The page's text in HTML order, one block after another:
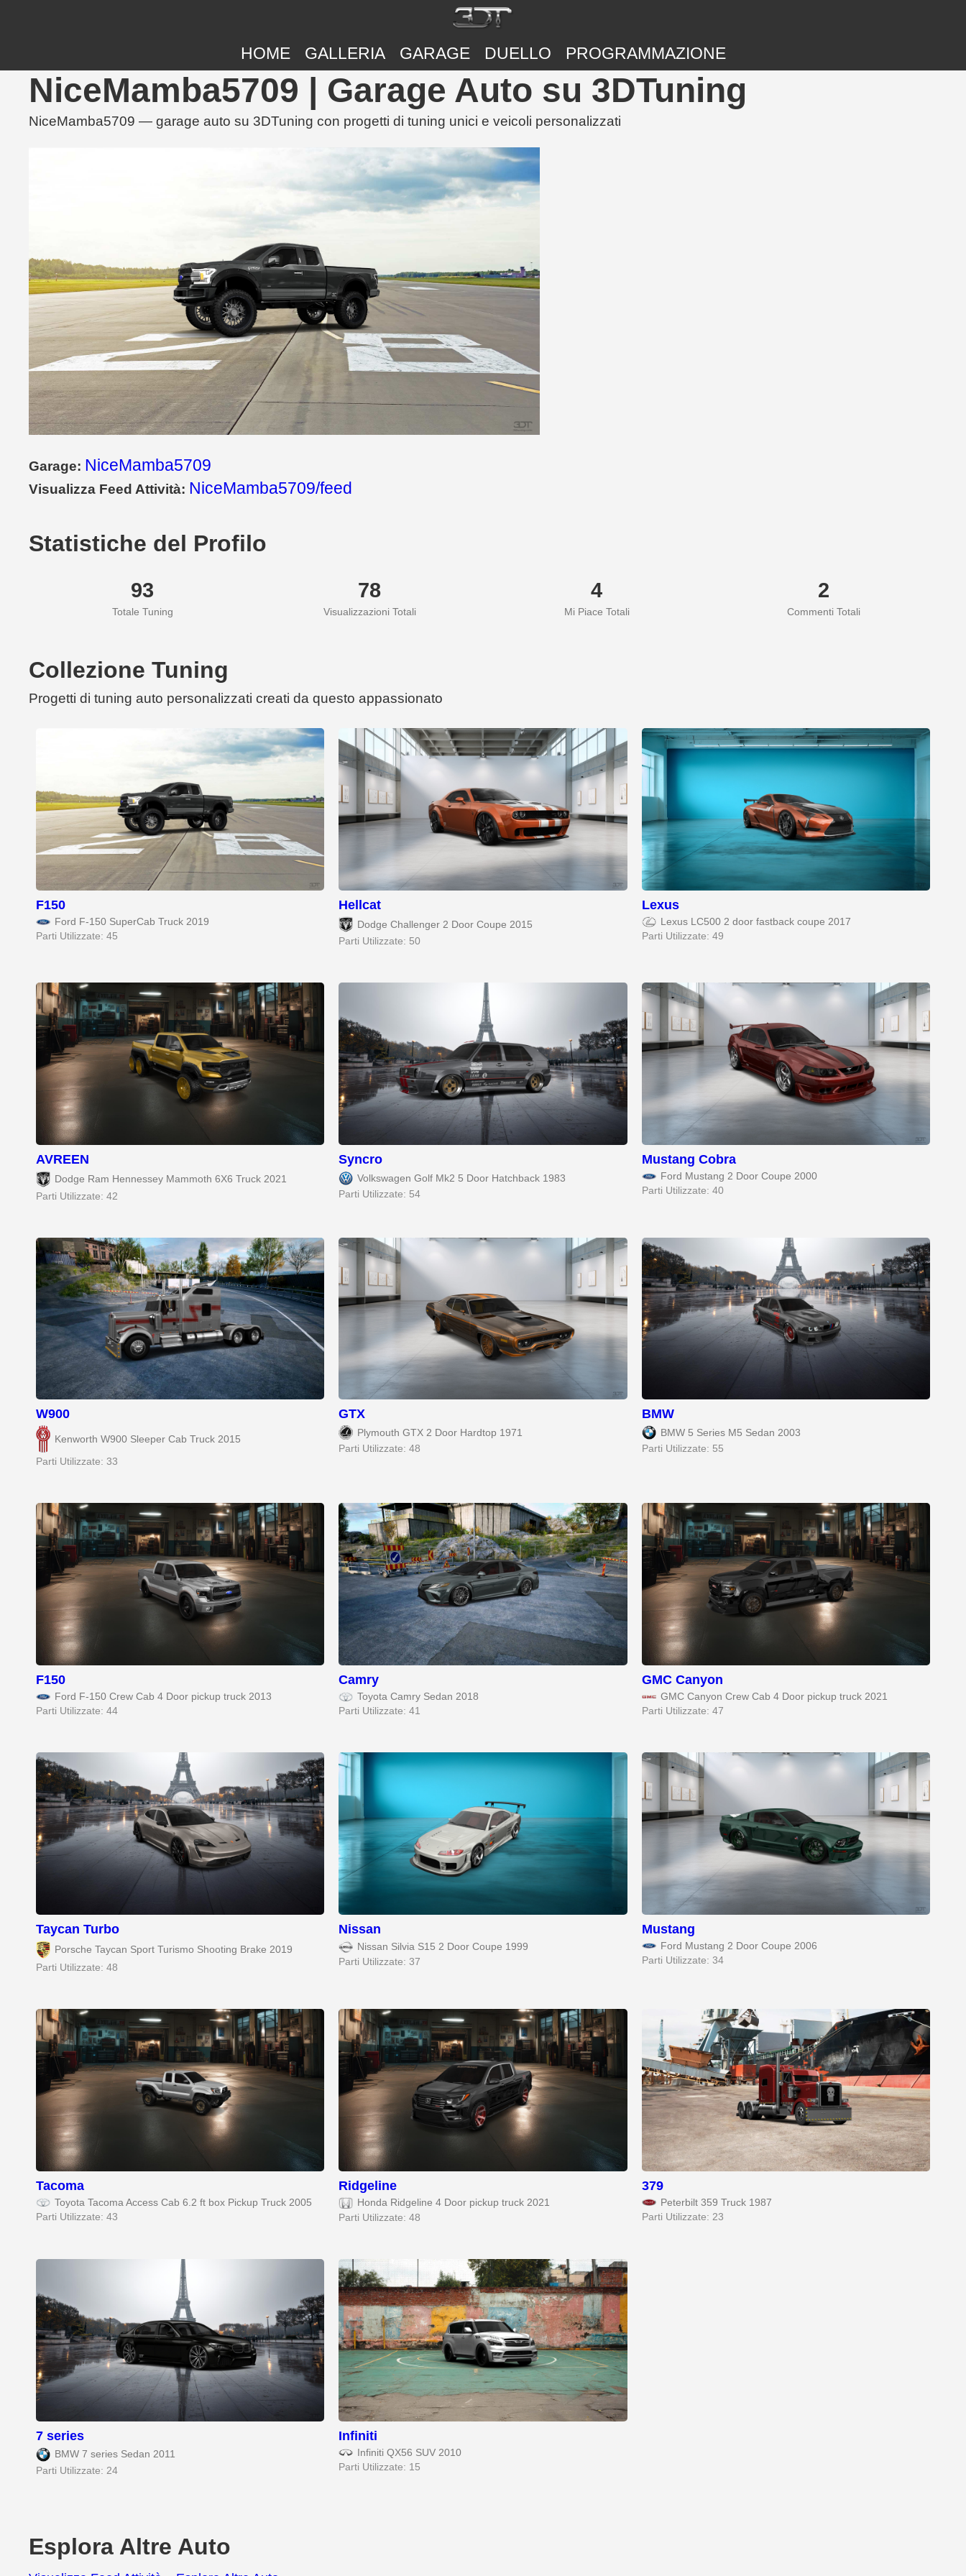
HOME GALLERIA GARAGE DUELLO PROGRAMMAZIONE
NiceMamba5709 | Garage Auto su 3DTuning
NiceMamba5709 — garage auto su 3DTuning con progetti di tuning unici e veicoli personalizzati
Garage: NiceMamba5709
Visualizza Feed Attività: NiceMamba5709/feed
Statistiche del Profilo
93
Totale Tuning
78
Visualizzazioni Totali
4
Mi Piace Totali
2
Commenti Totali
Collezione Tuning
Progetti di tuning auto personalizzati creati da questo appassionato
F150
Ford F-150 SuperCab Truck 2019
Parti Utilizzate: 45
Hellcat
Dodge Challenger 2 Door Coupe 2015
Parti Utilizzate: 50
Lexus
Lexus LC500 2 door fastback coupe 2017
Parti Utilizzate: 49
AVREEN
Dodge Ram Hennessey Mammoth 6X6 Truck 2021
Parti Utilizzate: 42
Syncro
Volkswagen Golf Mk2 5 Door Hatchback 1983
Parti Utilizzate: 54
Mustang Cobra
Ford Mustang 2 Door Coupe 2000
Parti Utilizzate: 40
W900
Kenworth W900 Sleeper Cab Truck 2015
Parti Utilizzate: 33
GTX
Plymouth GTX 2 Door Hardtop 1971
Parti Utilizzate: 48
BMW
BMW 5 Series M5 Sedan 2003
Parti Utilizzate: 55
F150
Ford F-150 Crew Cab 4 Door pickup truck 2013
Parti Utilizzate: 44
Camry
Toyota Camry Sedan 2018
Parti Utilizzate: 41
GMC Canyon
GMC Canyon Crew Cab 4 Door pickup truck 2021
Parti Utilizzate: 47
Taycan Turbo
Porsche Taycan Sport Turismo Shooting Brake 2019
Parti Utilizzate: 48
Nissan
Nissan Silvia S15 2 Door Coupe 1999
Parti Utilizzate: 37
Mustang
Ford Mustang 2 Door Coupe 2006
Parti Utilizzate: 34
Tacoma
Toyota Tacoma Access Cab 6.2 ft box Pickup Truck 2005
Parti Utilizzate: 43
Ridgeline
Honda Ridgeline 4 Door pickup truck 2021
Parti Utilizzate: 48
379
Peterbilt 359 Truck 1987
Parti Utilizzate: 23
7 series
BMW 7 series Sedan 2011
Parti Utilizzate: 24
Infiniti
Infiniti QX56 SUV 2010
Parti Utilizzate: 15
Esplora Altre Auto